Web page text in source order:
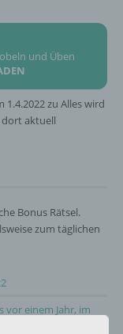
und Üben
1.4.2022 zu Alles wird
dort aktuell
Bonus Rätsel.
zum täglichen
vor einem Jahr, im